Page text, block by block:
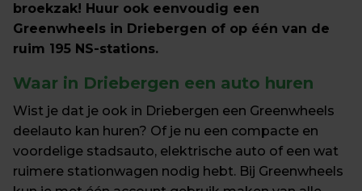
broekzak! Huur ook eenvoudig een
Greenwheels in Driebergen of op één van de
ruim 195 NS-stations.
Waar in Driebergen een auto huren
Wist je dat je ook in Driebergen een Greenwheels
deelauto kan huren? Of je nu een compacte en
voordelige stadsauto, elektrische auto of een wat
ruimere stationwagen nodig hebt. Bij Greenwheels